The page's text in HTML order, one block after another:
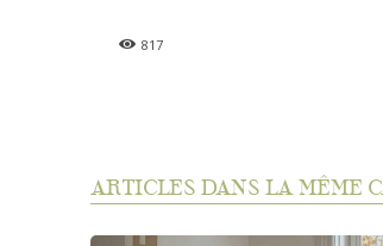
817
ARTICLES DANS LA MÊME